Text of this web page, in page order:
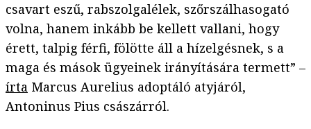
csavart eszű, rabszolgalélek, szőrszálhasogató
volna, hanem inkább be kellett vallani, hogy
érett, talpig férfi, fölötte áll a hízelgésnek, s a
maga és mások ügyeinek irányítására termett” –
írta Marcus Aurelius adoptáló atyjáról,
Antoninus Pius császárról.